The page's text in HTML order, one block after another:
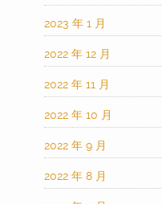
2023 年 1 月
2022 年 12 月
2022 年 11 月
2022 年 10 月
2022 年 9 月
2022 年 8 月